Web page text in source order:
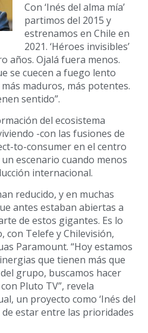
Con ‘Inés del alma mía’
partimos del 2015 y
estrenamos en Chile en
2021. ‘Héroes invisibles’
años. Ojalá fuera menos.
se cuecen a fuego lento
maduros, más potentes.
sentido”.
del ecosistema
-con las fusiones de
to-consumer en el centro
escenario cuando menos
internacional.
reducido, y en muchas
antes estaban abiertas a
de estos gigantes. Es lo
con Telefe y Chilevisión,
Paramount. “Hoy estamos
que tienen más que
grupo, buscamos hacer
Pluto TV”, revela
un proyecto como ‘Inés del
de estar entre las prioridades